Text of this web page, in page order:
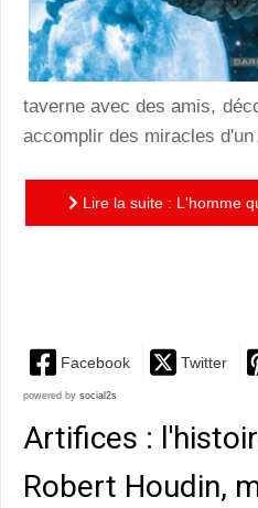
taverne avec des amis,
accomplir des miracles
Lire la suite : L'homme
Facebook Twitter
powered by social2s
Artifices :
Robert Houdin,